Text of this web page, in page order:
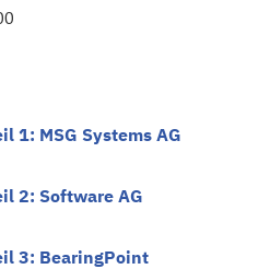
1: MSG Systems AG
2: Software AG
3: BearingPoint